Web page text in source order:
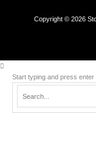
Copyright © 2026
Start typing and press